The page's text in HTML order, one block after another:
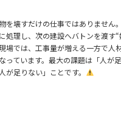
を壊すだけの仕事ではありません
処理し、次の建設へバトンを渡す
場では、工事量が増える一方で人
っています。最大の課題は「人が
が足りない」ことです。